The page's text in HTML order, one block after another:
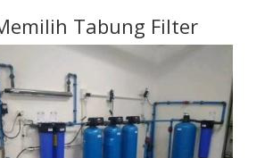
Tabung Filter